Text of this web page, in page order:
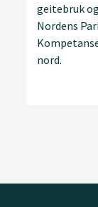
geitebruk
Nordens
nord.